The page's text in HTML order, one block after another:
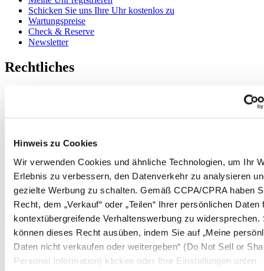
Hinweis zu Cookies
Wir verwenden Cookies und ähnliche Technologien, um Ihr
Erlebnis zu verbessern, den Datenverkehr zu analysieren
gezielte Werbung zu schalten. Gemäß CCPA/CPRA haben
Recht, dem „Verkauf“ oder „Teilen“ Ihrer persönlichen Daten
kontextübergreifende Verhaltenswerbung zu widersprechen.
können dieses Recht ausüben, indem Sie auf „Meine
Daten nicht verkaufen oder weitergeben“ (Do Not Sell or
Personal Information) klicken oder Ihre Einstellungen unten
Schicken Sie uns Ihre Uhr kostenlos zu
Wartungspreise
Check & Reserve
Newsletter
Rechtliches
Willkommen im CERTINA Club
Abonnieren Sie unseren Newsletter und erhalten Sie exklusive
Anmelden
Land/Region auswählen
Sprachumschalter
Dutch
Français